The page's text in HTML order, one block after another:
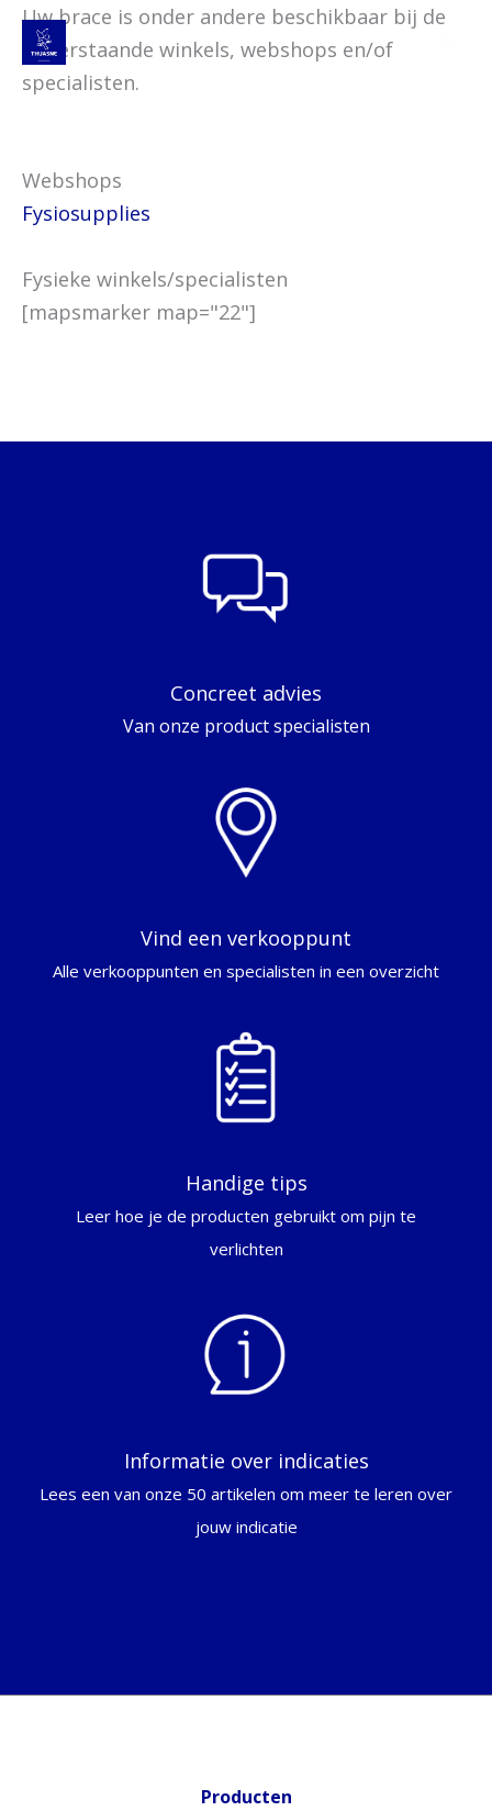
Spring
naar
Uw brace is onder andere beschikbaar bij de
onderstaande winkels, webshops en/of
specialisten.
Webshops
Fysiosupplies
Fysieke winkels/specialisten
[mapsmarker map="22"]
Concreet advies
Van onze product specialisten
Vind een verkooppunt
Alle verkooppunten en specialisten in een overzicht
Handige tips
Leer hoe je de producten gebruikt om pijn te
verlichten
Informatie over indicaties
Lees een van onze 50 artikelen om meer te leren over
jouw indicatie
Producten